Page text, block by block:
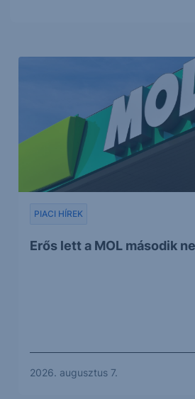
Erős lett a MOL második
PIACI HÍREK
2026. augusztus 7.